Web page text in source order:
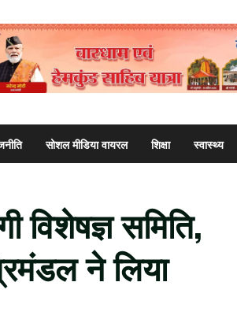
सोशल मीडिया वायरल शिक्षा स्वास्थ्य
विशेषज्ञ समिति,
ने लिया